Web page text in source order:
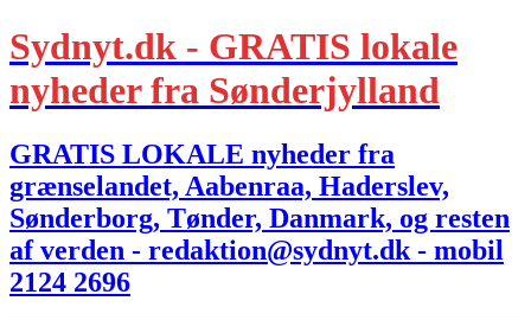
Sydnyt.dk - GRATIS lokale
nyheder fra Sønderjylland
GRATIS LOKALE nyheder fra
grænselandet, Aabenraa, Haderslev,
Sønderborg, Tønder, Danmark, og resten
af verden - redaktion@sydnyt.dk - mobil
2124 2696